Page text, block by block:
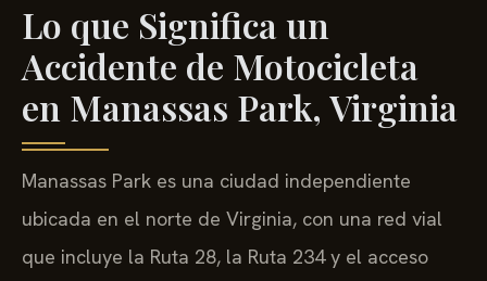
Lo que Significa un
Accidente de Motocicleta
en Manassas Park, Virginia
Manassas Park es una ciudad independiente
ubicada en el norte de Virginia, con una red vial
que incluye la Ruta 28, la Ruta 234 y el acceso